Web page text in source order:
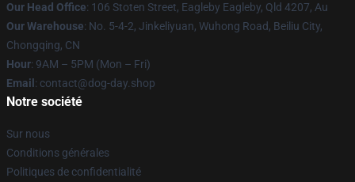
Our Head Office: 106 Stoten Street, Eagleby Eagleby, Qld 4207, Au
Our Warehouse: No. 5-4-2, Jinkeliyuan, Wuhong Road, Beiliu City,
Chongqing, CN
Hour: 9AM – 5PM (Mon – Fri)
Email : contact@dog-day.shop
Notre société
Sur nous
Conditions générales
Politiques de confidentialité